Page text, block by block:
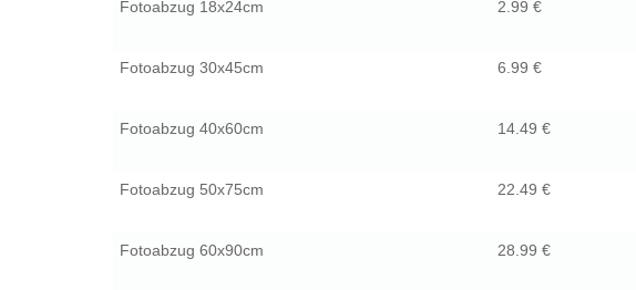
Fotoabzug 18x24cm 2.99 €
Fotoabzug 30x45cm 6.99 €
Fotoabzug 40x60cm 14.49 €
Fotoabzug 50x75cm 22.49 €
Fotoabzug 60x90cm 28.99 €